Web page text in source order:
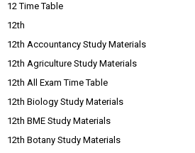
12 Time Table
12th
12th Accountancy Study Materials
12th Agriculture Study Materials
12th All Exam Time Table
12th Biology Study Materials
12th BME Study Materials
12th Botany Study Materials